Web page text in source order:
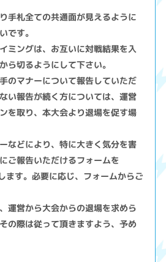
手札全ての共通面が見えるように
です。
ミングは、お互いに対戦結果を入
ら切るようにして下さい。
のマナーについて報告していただ
い報告が続く方については、運営
を取り、本大会より退場を促す場
などにより、特に大きく気分を害
ご報告いただけるフォームを
す。必要に応じ、フォームからご
運営から大会からの退場を求めら
の際は従って頂きますよう、予め